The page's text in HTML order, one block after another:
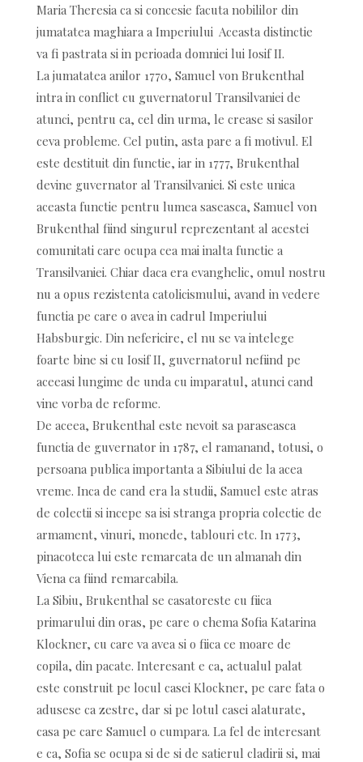
Maria Theresia ca si concesie facuta nobililor din
jumatatea maghiara a Imperiului Aceasta distinctie
va fi pastrata si in perioada domniei lui Iosif II.
La jumatatea anilor 1770, Samuel von Brukenthal
intra in conflict cu guvernatorul Transilvaniei de
atunci, pentru ca, cel din urma, le crease si sasilor
ceva probleme. Cel putin, asta pare a fi motivul. El
este destituit din functie, iar in 1777, Brukenthal
devine guvernator al Transilvaniei. Si este unica
aceasta functie pentru lumea saseasca, Samuel von
Brukenthal fiind singurul reprezentant al acestei
comunitati care ocupa cea mai inalta functie a
Transilvaniei. Chiar daca era evanghelic, omul nostru
nu a opus rezistenta catolicismului, avand in vedere
functia pe care o avea in cadrul Imperiului
Habsburgic. Din nefericire, el nu se va intelege
foarte bine si cu Iosif II, guvernatorul nefiind pe
aceeasi lungime de unda cu imparatul, atunci cand
vine vorba de reforme.
De aceea, Brukenthal este nevoit sa paraseasca
functia de guvernator in 1787, el ramanand, totusi, o
persoana publica importanta a Sibiului de la acea
vreme. Inca de cand era la studii, Samuel este atras
de colectii si incepe sa isi stranga propria colectie de
armament, vinuri, monede, tablouri etc. In 1773,
pinacoteca lui este remarcata de un almanah din
Viena ca fiind remarcabila.
La Sibiu, Brukenthal se casatoreste cu fiica
primarului din oras, pe care o chema Sofia Katarina
Klockner, cu care va avea si o fiica ce moare de
copila, din pacate. Interesant e ca, actualul palat
este construit pe locul casei Klockner, pe care fata o
adusese ca zestre, dar si pe lotul casei alaturate,
casa pe care Samuel o cumpara. La fel de interesant
e ca, Sofia se ocupa si de si de satierul cladirii si, mai